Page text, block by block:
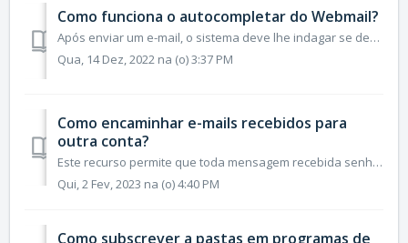
Como funciona o autocompletar do Webmail?
Após enviar um e-mail, o sistema deve lhe indagar se deseja adicioná-lo em seus contatos, conforme tela abaixo. Clique no sinal de "+", refere...
Qua, 14 Dez, 2022 na (o) 3:37 PM
Como encaminhar e-mails recebidos para
outra conta?
Este recurso permite que toda mensagem recebida senha encaminhada para outra conta, sem deixar de arquivar a mensagem na conta original. Note que spams...
Qui, 2 Fev, 2023 na (o) 4:40 PM
Como subscrever a pastas em programas de